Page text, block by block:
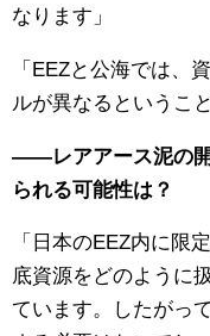
なります」
「EEZと公海では、
ルが異なるというこ
——レアアース泥の
られる可能性は？
「日本のEEZ内に限
底資源をどのように
ています。したがっ